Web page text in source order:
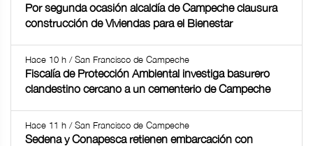
Por segunda ocasión alcaldía de Campeche clausura
construcción de Viviendas para el Bienestar
Hace 10 h / San Francisco de Campeche
Fiscalía de Protección Ambiental investiga basurero
clandestino cercano a un cementerio de Campeche
Hace 11 h / San Francisco de Campeche
Sedena y Conapesca retienen embarcación con